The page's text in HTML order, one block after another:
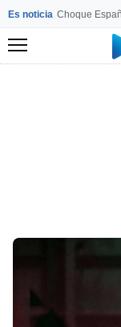
Es noticia Choque
Menú